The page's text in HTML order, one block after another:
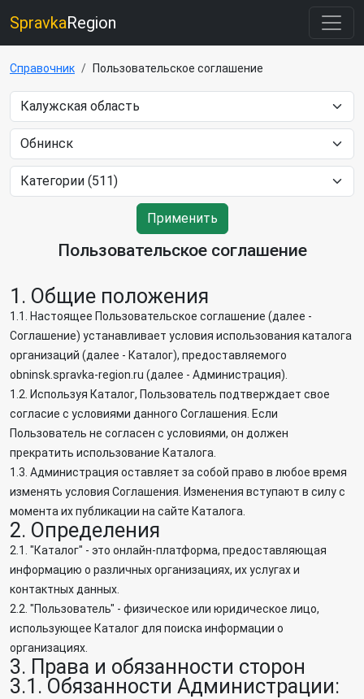
SpravkaRegion
Справочник Пользовательское соглашение
Применить
Пользовательское соглашение
1. Общие положения
1.1. Настоящее Пользовательское соглашение (далее -
Соглашение) устанавливает условия использования каталога
организаций (далее - Каталог), предоставляемого
obninsk.spravka-region.ru (далее - Администрация).
1.2. Используя Каталог, Пользователь подтверждает свое
согласие с условиями данного Соглашения. Если
Пользователь не согласен с условиями, он должен
прекратить использование Каталога.
1.3. Администрация оставляет за собой право в любое время
изменять условия Соглашения. Изменения вступают в силу с
момента их публикации на сайте Каталога.
2. Определения
2.1. "Каталог" - это онлайн-платформа, предоставляющая
информацию о различных организациях, их услугах и
контактных данных.
2.2. "Пользователь" - физическое или юридическое лицо,
использующее Каталог для поиска информации о
организациях.
3. Права и обязанности сторон
3.1. Обязанности Администрации: